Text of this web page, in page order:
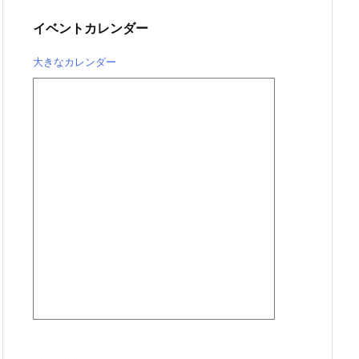
イベントカレンダー
大きなカレンダー